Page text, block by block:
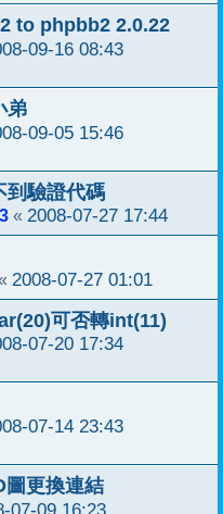
to phpbb2 2.0.22
09-16 08:43
弟
09-05 15:46
到驗證代碼
« 2008-07-27 17:44
2008-07-27 01:01
可否轉int(11)
07-20 17:34
07-14 23:43
圖更換連結